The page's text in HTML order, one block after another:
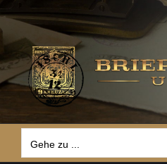
Zum
Inhalt
springen
Gehe zu ...
Gehe zu ...